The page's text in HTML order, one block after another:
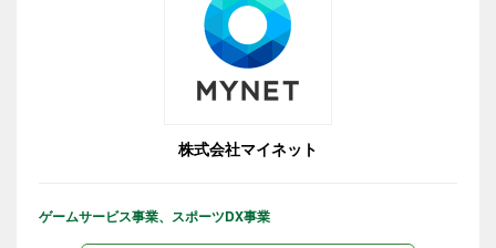
株式会社マイネット
ゲームサービス事業、スポーツDX事業